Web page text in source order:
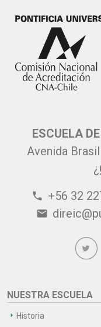
ESCUELA
Avenida
phone +56 32
email
NUESTRA ESCUELA
Historia